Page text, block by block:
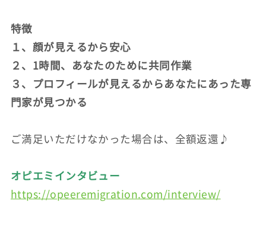
特徴
１、顔が見えるから安心
２、1時間、あなたのために共同作業
３、プロフィールが見えるからあなたにあった専
門家が見つかる
ご満足いただけなかった場合は、全額返還♪
オピエミインタビュー
https://opeeremigration.com/interview/